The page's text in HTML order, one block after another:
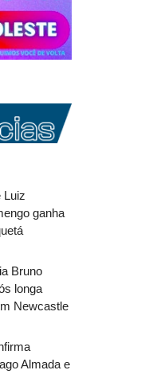
Luiz
ganha
Bruno
longa
Newcastle
Almada e